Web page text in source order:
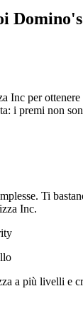
Inc per ottenere
i premi non
Ti
Inc.
a più livelli e